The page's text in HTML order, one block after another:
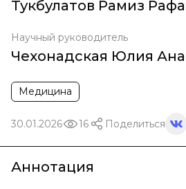
Тукбулатов Рамиз
Научный руководитель
Чехонадская Юлия
Медицина
30.01.2026 16 Поделиться
Аннотация